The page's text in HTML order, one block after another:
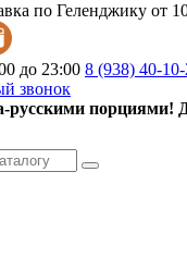
по Геленджику от
до 23:00 8 (938) 40-
звонок
русскими порциями!